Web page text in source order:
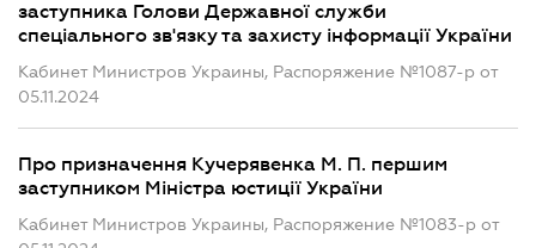
заступника Голови Державної служби
спеціального зв'язку та захисту інформації України
Кабинет Министров Украины, Распоряжение №1087-р от
05.11.2024
Про призначення Кучерявенка М. П. першим
заступником Міністра юстиції України
Кабинет Министров Украины, Распоряжение №1083-р от